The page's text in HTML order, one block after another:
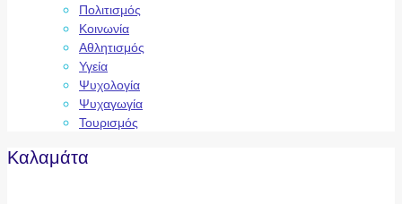
Πολιτισμός
Κοινωνία
Αθλητισμός
Υγεία
Ψυχολογία
Ψυχαγωγία
Τουρισμός
Καλαμάτα